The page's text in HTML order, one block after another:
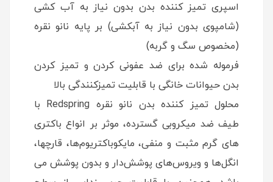
اسپری تمیز کننده بدن بدون نیاز به آب کشی
(شامپوی بدون نیاز به آبکشی) بر پایه نانو نقره
(مخصوص سگ و گربه)
فرموله شده برای ضد عفونی کردن و تمیز کردن
بدن حیوانات خانگی با قابلیت تمیزکنندگی بالا
محلول تمیز کننده بدن نانو نقره Redspring با
طیف ضد میکروبی گسترده، موثر بر انواع باکتری
های گرم مثبت و منفی، مایکوباکتریوم ها، قارچها،
انگل ها و ویروس های پوشش دار و بدون پوشش می